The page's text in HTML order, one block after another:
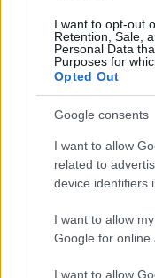
I want to opt-out
Retention, Sale,
Personal Data
Purposes for
Opted Out
Google consents
I want to allow
related to
device identifiers
I want to allow
Google for online
I want to allow
Az 1996 óta